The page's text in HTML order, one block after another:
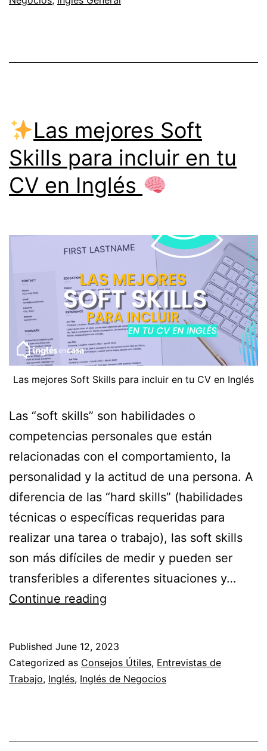
en
profesional
actual
Las mejores Soft
Skills para incluir en tu
CV en Inglés
Las mejores Soft Skills para incluir en tu CV en Inglés
Las “soft skills” son habilidades o
competencias personales que están
relacionadas con el comportamiento, la
personalidad y la actitud de una persona. A
diferencia de las “hard skills” (habilidades
técnicas o específicas requeridas para
realizar una tarea o trabajo), las soft skills
son más difíciles de medir y pueden ser
transferibles a diferentes situaciones y…
Continue reading
Soft
Skills
en
Published June 12, 2023
Categorized as Consejos Útiles, Entrevistas de
Trabajo, Inglés, Inglés de Negocios